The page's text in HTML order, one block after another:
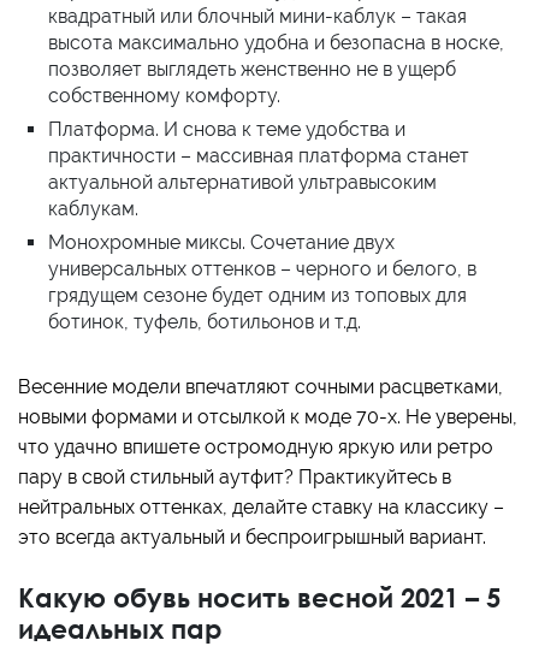
квадратный или блочный мини-каблук – такая
высота максимально удобна и безопасна в носке,
позволяет выглядеть женственно не в ущерб
собственному комфорту.
Платформа. И снова к теме удобства и
практичности – массивная платформа станет
актуальной альтернативой ультравысоким
каблукам.
Монохромные миксы. Сочетание двух
универсальных оттенков – черного и белого, в
грядущем сезоне будет одним из топовых для
ботинок, туфель, ботильонов и т.д.
Весенние модели впечатляют сочными расцветками,
новыми формами и отсылкой к моде 70-х. Не уверены,
что удачно впишете остромодную яркую или ретро
пару в свой стильный аутфит? Практикуйтесь в
нейтральных оттенках, делайте ставку на классику –
это всегда актуальный и беспроигрышный вариант.
Какую обувь носить весной 2021 – 5
идеальных пар